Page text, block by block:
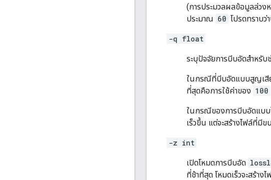
(การประมวลผลข้อมูลล่วง
ประมาณ 60 โปรดทราบ
-q float
ระบุปัจจัยการบีบอัดสำหรับ
ในกรณีที่บีบอัดแบบสูญเสีย
ที่สุดคือการใช้ค่าของ 100
ในกรณีของการบีบอัดแบบ
เร็วขึ้น แต่จะสร้างไฟล์ที่มี
-z int
เปิดโหมดการบีบอัด
ที่ช้าที่สุด โหมดเร็วจะสร้า